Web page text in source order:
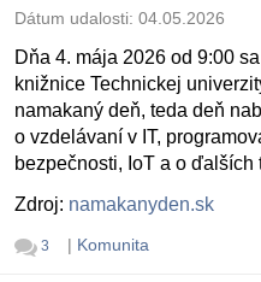
Dátum udalosti: 04.05.2026
Dňa 4. mája 2026 od 9:00
knižnice Technickej
namakaný deň, teda deň
o vzdelávaní v IT,
bezpečnosti, IoT a o ďalších
Zdroj: namakanyden.sk
3 | Komunita